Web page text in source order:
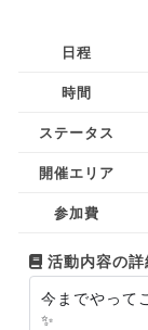
日程
時間
ステータス
開催エリア
参加費
活動内容の詳
今までやって
✨